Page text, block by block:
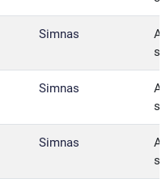
Simnas
Simnas
Simnas